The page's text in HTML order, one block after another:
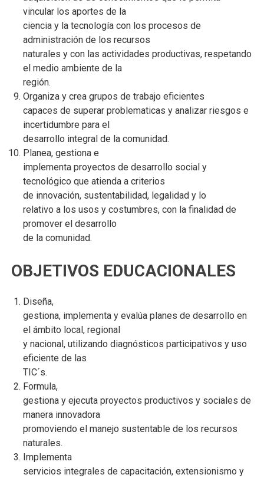
vincular los aportes de la
ciencia y la tecnología con los procesos de
administración de los recursos
naturales y con las actividades productivas, respetando
el medio ambiente de la
región.
Organiza y crea grupos de trabajo eficientes
capaces de superar problematicas y analizar riesgos e
incertidumbre para el
desarrollo integral de la comunidad.
Planea, gestiona e
implementa proyectos de desarrollo social y
tecnológico que atienda a criterios
de innovación, sustentabilidad, legalidad y lo
relativo a los usos y costumbres, con la finalidad de
promover el desarrollo
de la comunidad.
OBJETIVOS EDUCACIONALES
Diseña,
gestiona, implementa y evalúa planes de desarrollo en
el ámbito local, regional
y nacional, utilizando diagnósticos participativos y uso
eficiente de las
TIC´s.
Formula,
gestiona y ejecuta proyectos productivos y sociales de
manera innovadora
promoviendo el manejo sustentable de los recursos
naturales.
Implementa
servicios integrales de capacitación, extensionismo y